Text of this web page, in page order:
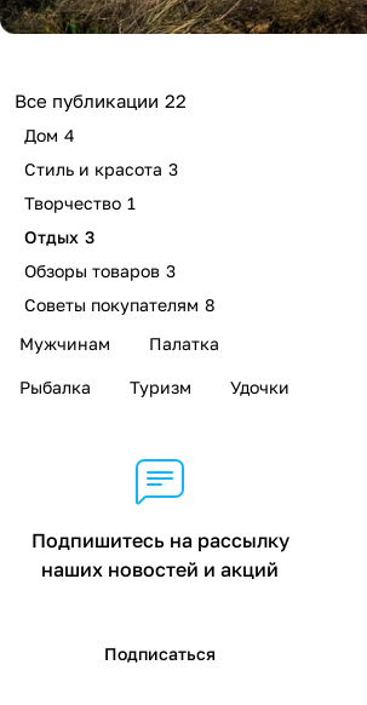
Все публикации 22
Дом 4
Стиль и красота 3
Творчество 1
Отдых 3
Обзоры товаров 3
Советы покупателям 8
Мужчинам
Палатка
Рыбалка Туризм Удочки
Подпишитесь на рассылку
наших новостей и акций
Подписаться